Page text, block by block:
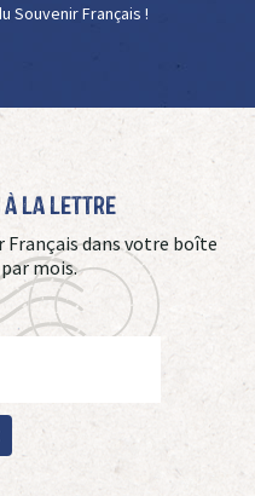
Souvenir Français !
La Lettre
Français dans votre boîte
mois.